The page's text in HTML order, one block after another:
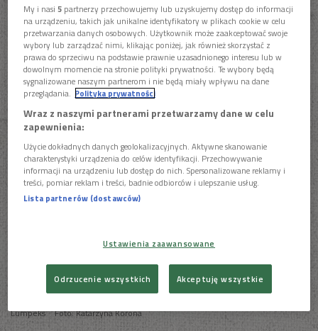
ostatnia aktualizacja:
17.04.2019 10:15
Muzyka grana przez Lumpeks to mazurki, oberki,
polki oraz ballady w nowej odsłonie, to znaczy -
z jazzowym twistem.
Lumpeks Foto: Katarzyna Korona
My i nasi5 partnerzy przechowujemy lub uzyskujemy dostęp do informacji
na urządzeniu, takich jak unikalne identyfikatory w plikach cookie w celu
przetwarzania danych osobowych. Użytkownik może zaakceptować swoje
wybory lub zarządzać nimi, klikając poniżej, jak również skorzystać z
prawa do sprzeciwu na podstawie prawnie uzasadnionego interesu lub w
dowolnym momencie na stronie polityki prywatności. Te wybory będą
sygnalizowane naszym partnerom i nie będą miały wpływu na dane
przeglądania. Polityka prywatności
Wraz z naszymi partnerami przetwarzamy dane w celu
zapewnienia:
Użycie dokładnych danych geolokalizacyjnych. Aktywne skanowanie
charakterystyki urządzenia do celów identyfikacji. Przechowywanie
informacji na urządzeniu lub dostęp do nich. Spersonalizowane reklamy i
treści, pomiar reklam i treści, badnie odbiorców i ulepszanie usług.
Lista partnerów (dostawców)
Ustawienia zaawansowane
Odrzucenie wszystkich Akceptuję wszystkie